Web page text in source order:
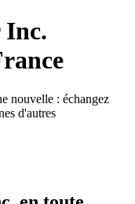
Inc.
nouvelle : échangez
d'autres